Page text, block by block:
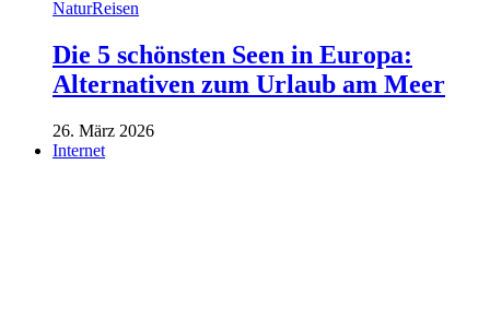
NaturReisen
Die 5 schönsten Seen in Europa:
Alternativen zum Urlaub am Meer
26. März 2026
Internet